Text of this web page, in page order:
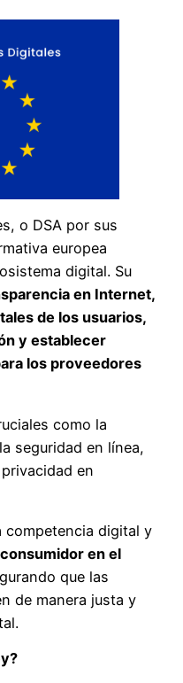
o DSA por sus
europea
digital. Su
en Internet,
de los usuarios,
y establecer
los proveedores
como la
seguridad en línea,
en
competencia digital y
en el
que las
de manera justa y